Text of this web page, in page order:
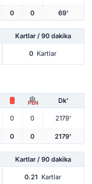
0 0 69'
Kartlar / 90 dakika
0 Kartlar
PEN Dk'
0 0 2179'
0 0 2179'
Kartlar / 90 dakika
0.21 Kartlar